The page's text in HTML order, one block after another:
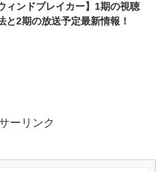
ウィンドブレイカー】1期の視聴
と2期の放送予定最新情報！
ーリンク